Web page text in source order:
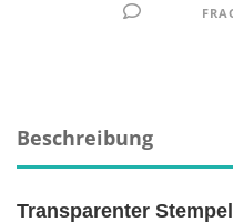
Beschreibung
Transparenter